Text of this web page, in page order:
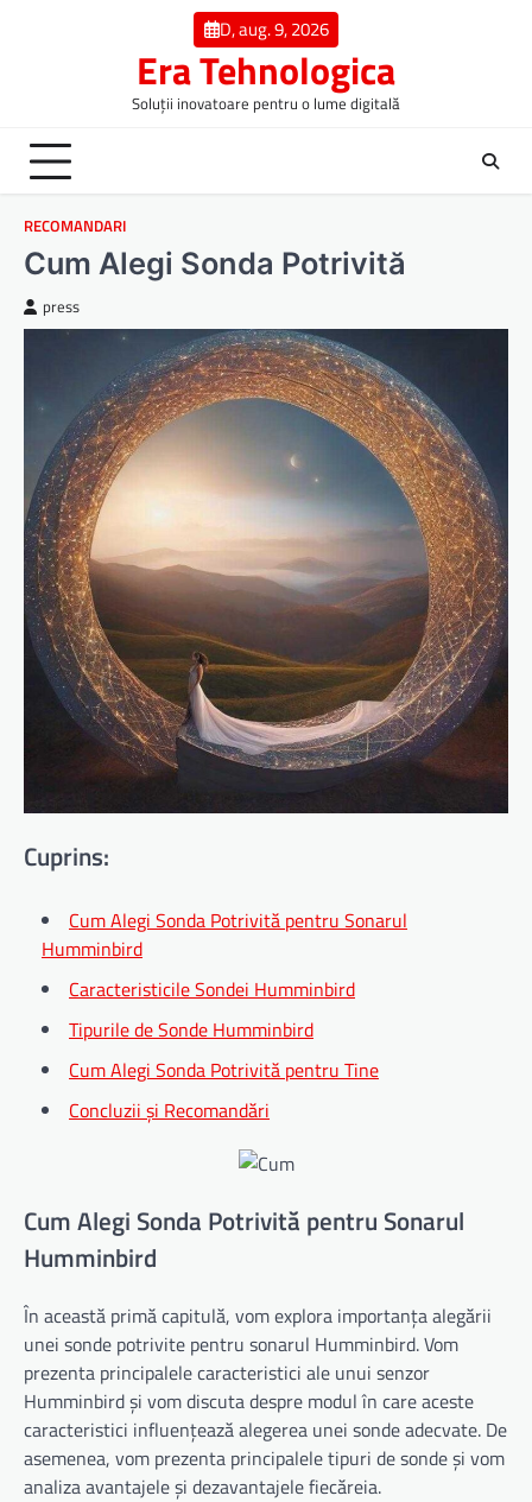
D, aug. 9, 2026
Era Tehnologica
Soluții inovatoare pentru o lume digitală
RECOMANDARI
Cum Alegi Sonda Potrivită
press
Cuprins:
Cum Alegi Sonda Potrivită pentru Sonarul
Humminbird
Caracteristicile Sondei Humminbird
Tipurile de Sonde Humminbird
Cum Alegi Sonda Potrivită pentru Tine
Concluzii și Recomandări
Cum Alegi Sonda Potrivită pentru Sonarul
Humminbird
În această primă capitulă, vom explora importanța alegării
unei sonde potrivite pentru sonarul Humminbird. Vom
prezenta principalele caracteristici ale unui senzor
Humminbird și vom discuta despre modul în care aceste
caracteristici influențează alegerea unei sonde adecvate. De
asemenea, vom prezenta principalele tipuri de sonde și vom
analiza avantajele și dezavantajele fiecăreia.